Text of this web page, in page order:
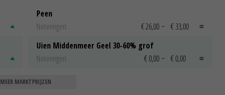
Peen
Noteringen
€ 26,00 ~ € 33,00
Uien Middenmeer Geel 30-60% grof
Noteringen
€ 0,00 ~ € 0,00
MEER MARKTPRIJZEN